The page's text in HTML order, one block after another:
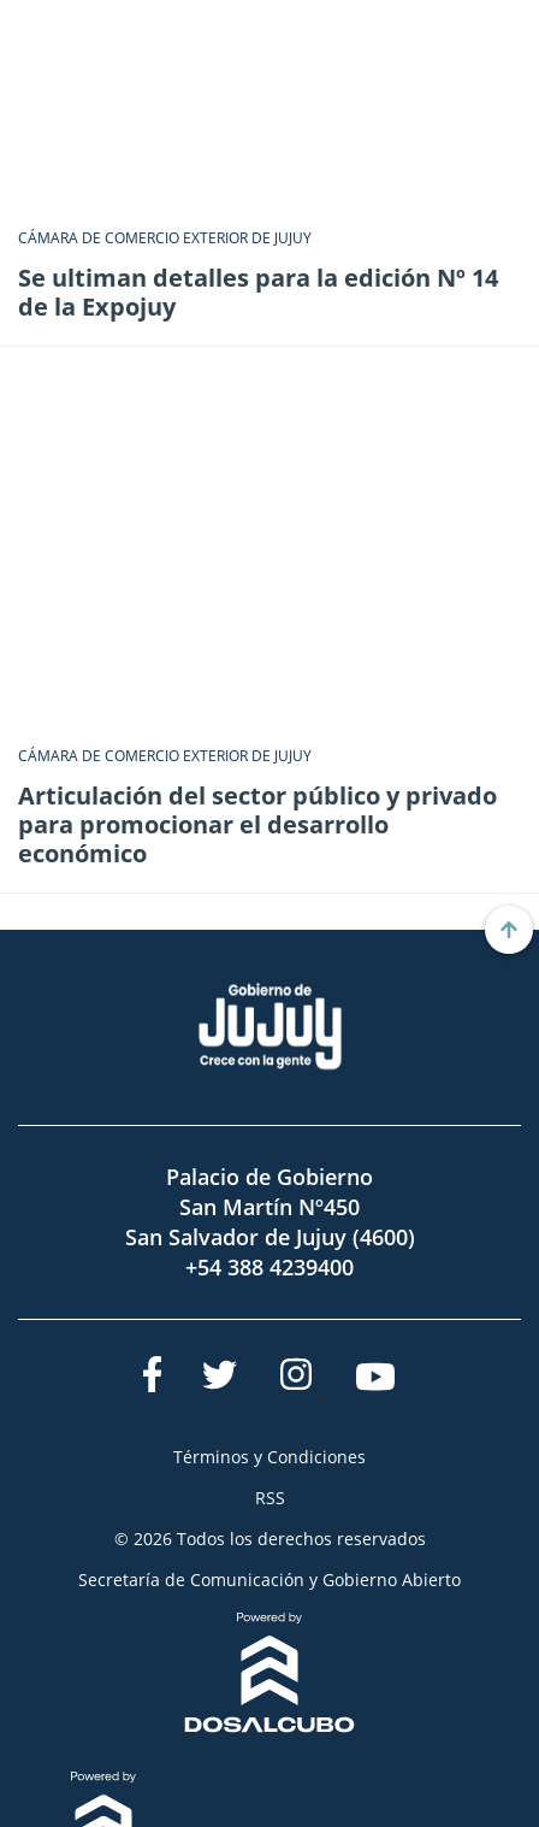
CÁMARA DE COMERCIO EXTERIOR DE JUJUY
Se ultiman detalles para la edición Nº 14
de la Expojuy
CÁMARA DE COMERCIO EXTERIOR DE JUJUY
Articulación del sector público y privado
para promocionar el desarrollo
económico
Palacio de Gobierno
San Martín Nº450
San Salvador de Jujuy (4600)
+54 388 4239400
Términos y Condiciones
RSS
© 2026 Todos los derechos reservados
Secretaría de Comunicación y Gobierno Abierto